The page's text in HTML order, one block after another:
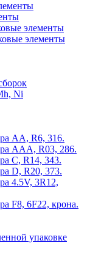
элементы
элементы
Ni
АА, R6, 316.
ААА, R03, 286.
С, R14, 343.
D, R20, 373.
4.5V, 3R12,
F8, 6F22, крона.
упаковке